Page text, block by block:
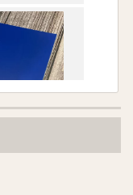
Vybrat